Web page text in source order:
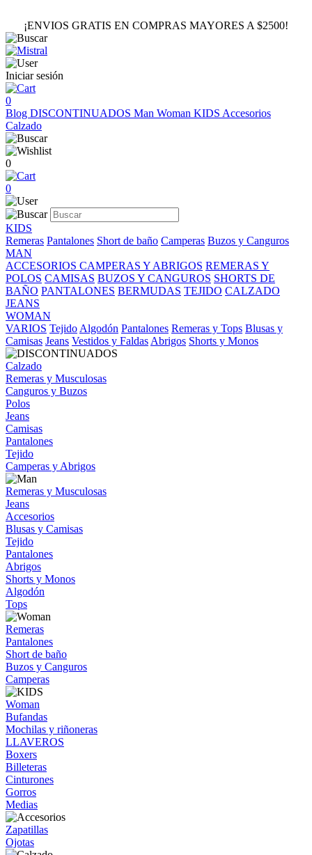
¡ENVIOS GRATIS EN COMPRAS MAYORES A $2500!
Iniciar sesión
0
Blog DISCONTINUADOS Man Woman KIDS Accesorios
Calzado
0
0
KIDS
Remeras Pantalones Short de baño Camperas Buzos y Canguros
MAN
ACCESORIOS CAMPERAS Y ABRIGOS REMERAS Y
POLOS CAMISAS BUZOS Y CANGUROS SHORTS DE
BAÑO PANTALONES BERMUDAS TEJIDO CALZADO
JEANS
WOMAN
VARIOS Tejido Algodón Pantalones Remeras y Tops Blusas y
Camisas Jeans Vestidos y Faldas Abrigos Shorts y Monos
Calzado
Remeras y Musculosas
Canguros y Buzos
Polos
Jeans
Camisas
Pantalones
Tejido
Camperas y Abrigos
Remeras y Musculosas
Jeans
Accesorios
Blusas y Camisas
Tejido
Pantalones
Abrigos
Shorts y Monos
Algodón
Tops
Remeras
Pantalones
Short de baño
Buzos y Canguros
Camperas
Woman
Bufandas
Mochilas y riñoneras
LLAVEROS
Boxers
Billeteras
Cinturones
Gorros
Medias
Zapatillas
Ojotas